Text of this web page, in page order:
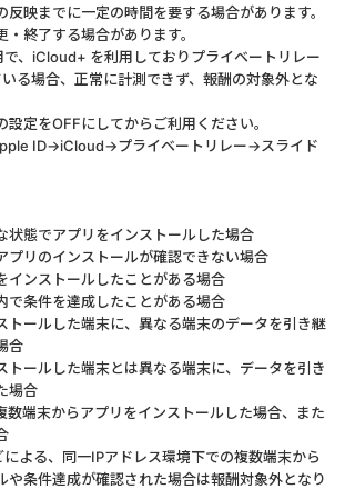
反映までに一定の時間を要する場合があります。
・終了する場合があります。
で、iCloud+ を利用しておりプライベートリレー
る場合、正常に計測できず、報酬の対象外とな
設定をOFFにしてからご利用ください。
ID→iCloud→プライベートリレー→スライド
状態でアプリをインストールした場合
プリのインストールが確認できない場合
インストールしたことがある場合
で条件を達成したことがある場合
トールした端末に、異なる端末のデータを引き継
合
トールした端末とは異なる端末に、データを引き
場合
数端末からアプリをインストールした場合、また
よる、同一IPアドレス環境下での複数端末から
や条件達成が確認された場合は報酬対象外となり